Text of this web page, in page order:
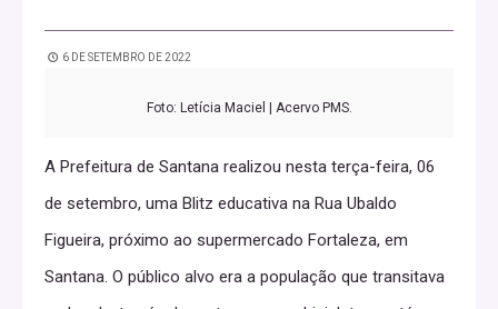
6 DE SETEMBRO DE 2022
Foto: Letícia Maciel | Acervo PMS.
A Prefeitura de Santana realizou nesta terça-feira, 06
de setembro, uma Blitz educativa na Rua Ubaldo
Figueira, próximo ao supermercado Fortaleza, em
Santana. O público alvo era a população que transitava